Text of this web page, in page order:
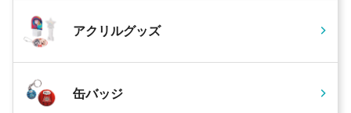
アクリルグッズ
缶バッジ